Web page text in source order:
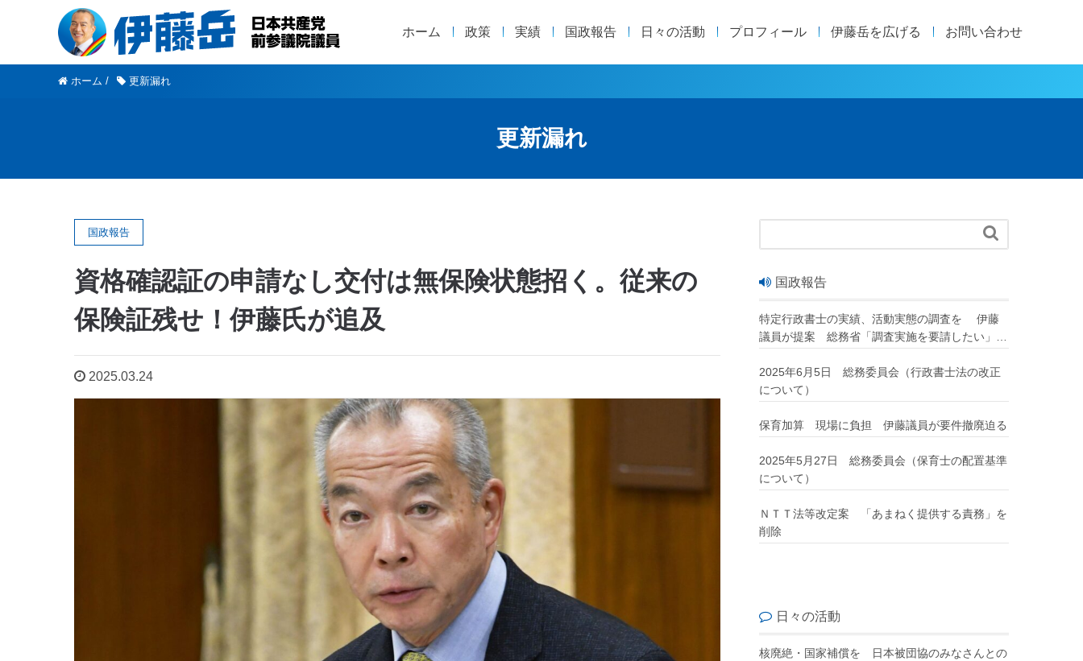
ホーム 政策 実績 国政報告 日々の活動 プロフィール 伊藤岳を広げる お問い合わせ
ホーム / 更新漏れ
更新漏れ
国政報告
資格確認証の申請なし交付は無保険状態招く。従来の
保険証残せ！伊藤氏が追及
2025.03.24

国政報告
特定行政書士の実績、活動実態の調査を 伊藤
議員が提案 総務省「調査実施を要請したい」
2025年6月5日 総務委員会（行政書士法の改正
について）
保育加算 現場に負担 伊藤議員が要件撤廃迫る
2025年5月27日 総務委員会（保育士の配置基準
について）
ＮＴＴ法等改定案 「あまねく提供する責務」を
削除
日々の活動
核廃絶・国家補償を 日本被団協のみなさんとの